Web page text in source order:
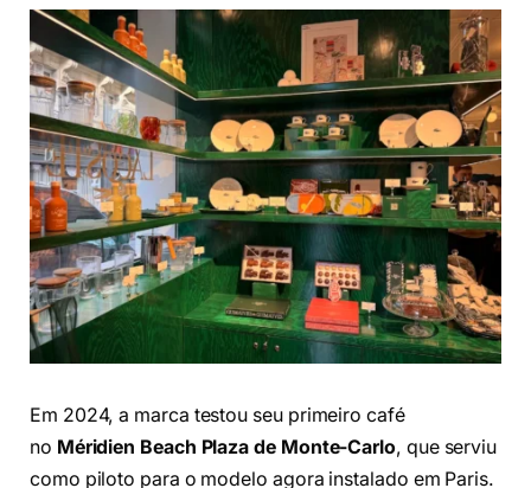
Em 2024, a marca testou seu primeiro café
no Méridien Beach Plaza de Monte-Carlo, que serviu
como piloto para o modelo agora instalado em Paris.